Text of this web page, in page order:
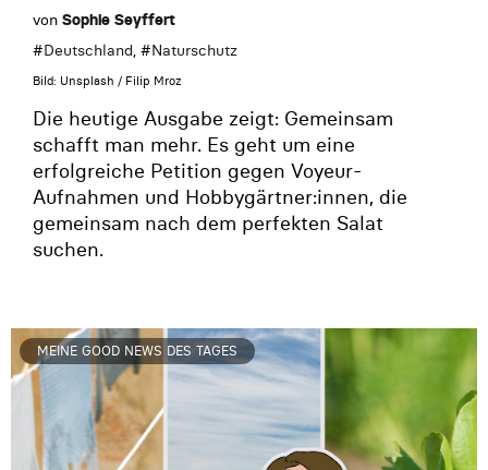
von Sophie Seyffert
#Deutschland, #Naturschutz
Bild: Unsplash / Filip Mroz
Die heutige Ausgabe zeigt: Gemeinsam
schafft man mehr. Es geht um eine
erfolgreiche Petition gegen Voyeur-
Aufnahmen und Hobbygärtner:innen, die
gemeinsam nach dem perfekten Salat
suchen.
MEINE GOOD NEWS DES TAGES